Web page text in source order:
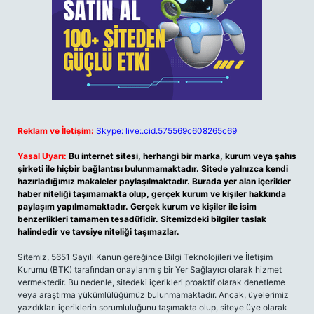
Reklam ve İletişim: Skype: live:.cid.575569c608265c69
Yasal Uyarı: Bu internet sitesi, herhangi bir marka, kurum veya şahıs
şirketi ile hiçbir bağlantısı bulunmamaktadır. Sitede yalnızca kendi
hazırladığımız makaleler paylaşılmaktadır. Burada yer alan içerikler
haber niteliği taşımamakta olup, gerçek kurum ve kişiler hakkında
paylaşım yapılmamaktadır. Gerçek kurum ve kişiler ile isim
benzerlikleri tamamen tesadüfidir. Sitemizdeki bilgiler taslak
halindedir ve tavsiye niteliği taşımazlar.
Sitemiz, 5651 Sayılı Kanun gereğince Bilgi Teknolojileri ve İletişim
Kurumu (BTK) tarafından onaylanmış bir Yer Sağlayıcı olarak hizmet
vermektedir. Bu nedenle, sitedeki içerikleri proaktif olarak denetleme
veya araştırma yükümlülüğümüz bulunmamaktadır. Ancak, üyelerimiz
yazdıkları içeriklerin sorumluluğunu taşımakta olup, siteye üye olarak